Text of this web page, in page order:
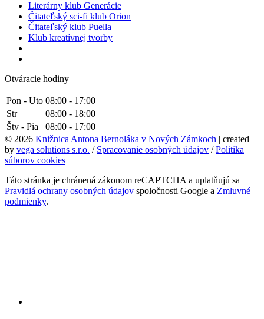
Literárny klub Generácie
Čitateľský sci-fi klub Orion
Čitateľský klub Puella
Klub kreatívnej tvorby
Otváracie hodiny
Pon - Uto 08:00 - 17:00
Str
08:00 - 18:00
Štv - Pia
08:00 - 17:00
© 2026 Knižnica Antona Bernoláka v Nových Zámkoch | created
by vega solutions s.r.o. / Spracovanie osobných údajov /Politika
súborov cookies
Táto stránka je chránená zákonom reCAPTCHA a uplatňujú sa
Pravidlá ochrany osobných údajov spoločnosti Google a Zmluvné
podmienky.